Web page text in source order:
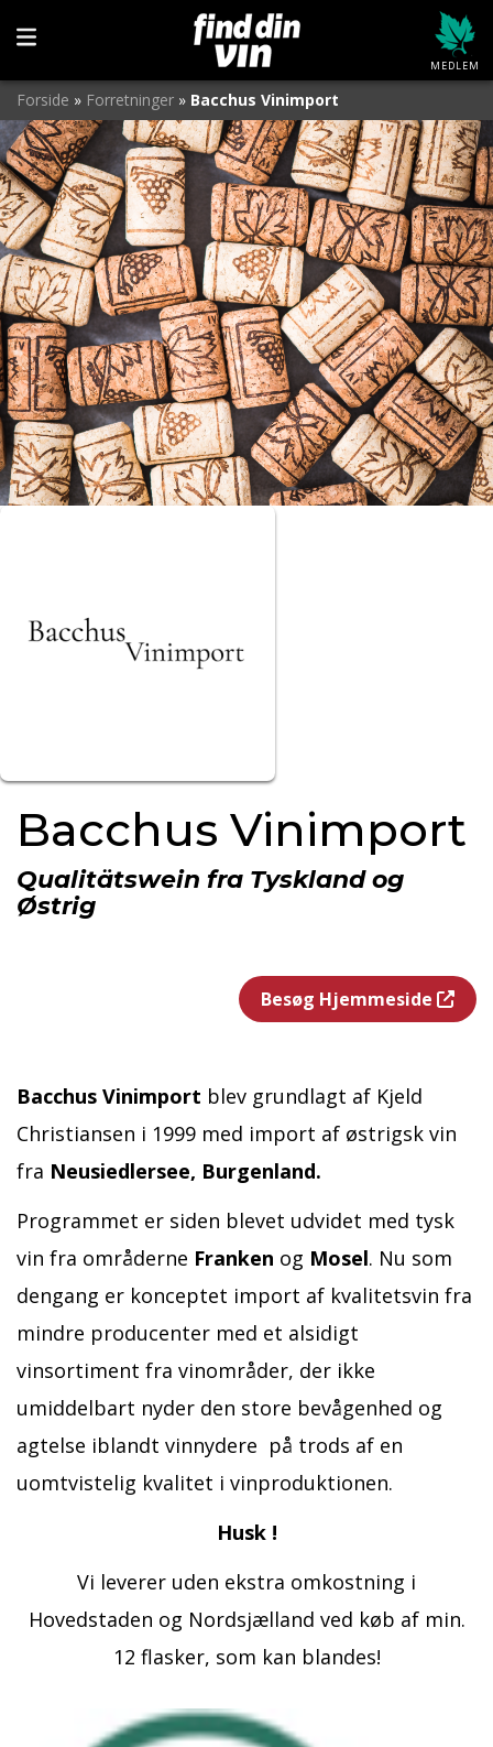
MEDLEM
Forside » Forretninger » Bacchus Vinimport
Bacchus Vinimport
Qualitätswein fra Tyskland og
Østrig
Besøg Hjemmeside
Bacchus Vinimport blev grundlagt af Kjeld
Christiansen i 1999 med import af østrigsk vin
fra Neusiedlersee, Burgenland.
Programmet er siden blevet udvidet med tysk
vin fra områderne Franken og Mosel. Nu som
dengang er konceptet import af kvalitetsvin fra
mindre producenter med et alsidigt
vinsortiment fra vinområder, der ikke
umiddelbart nyder den store bevågenhed og
agtelse iblandt vinnydere på trods af en
uomtvistelig kvalitet i vinproduktionen.
Husk !
Vi leverer uden ekstra omkostning i
Hovedstaden og Nordsjælland ved køb af min.
12 flasker, som kan blandes!